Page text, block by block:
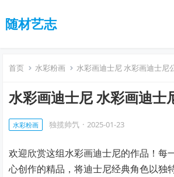
随材艺志
首页 水彩粉画 水彩画迪士尼 水彩画迪士尼
水彩画迪士尼 水彩画迪士
水彩粉画 独揽帅氕 · 2025-01-23
欢迎欣赏这组水彩画迪士尼的作品！每
心创作的精品，将迪士尼经典角色以独